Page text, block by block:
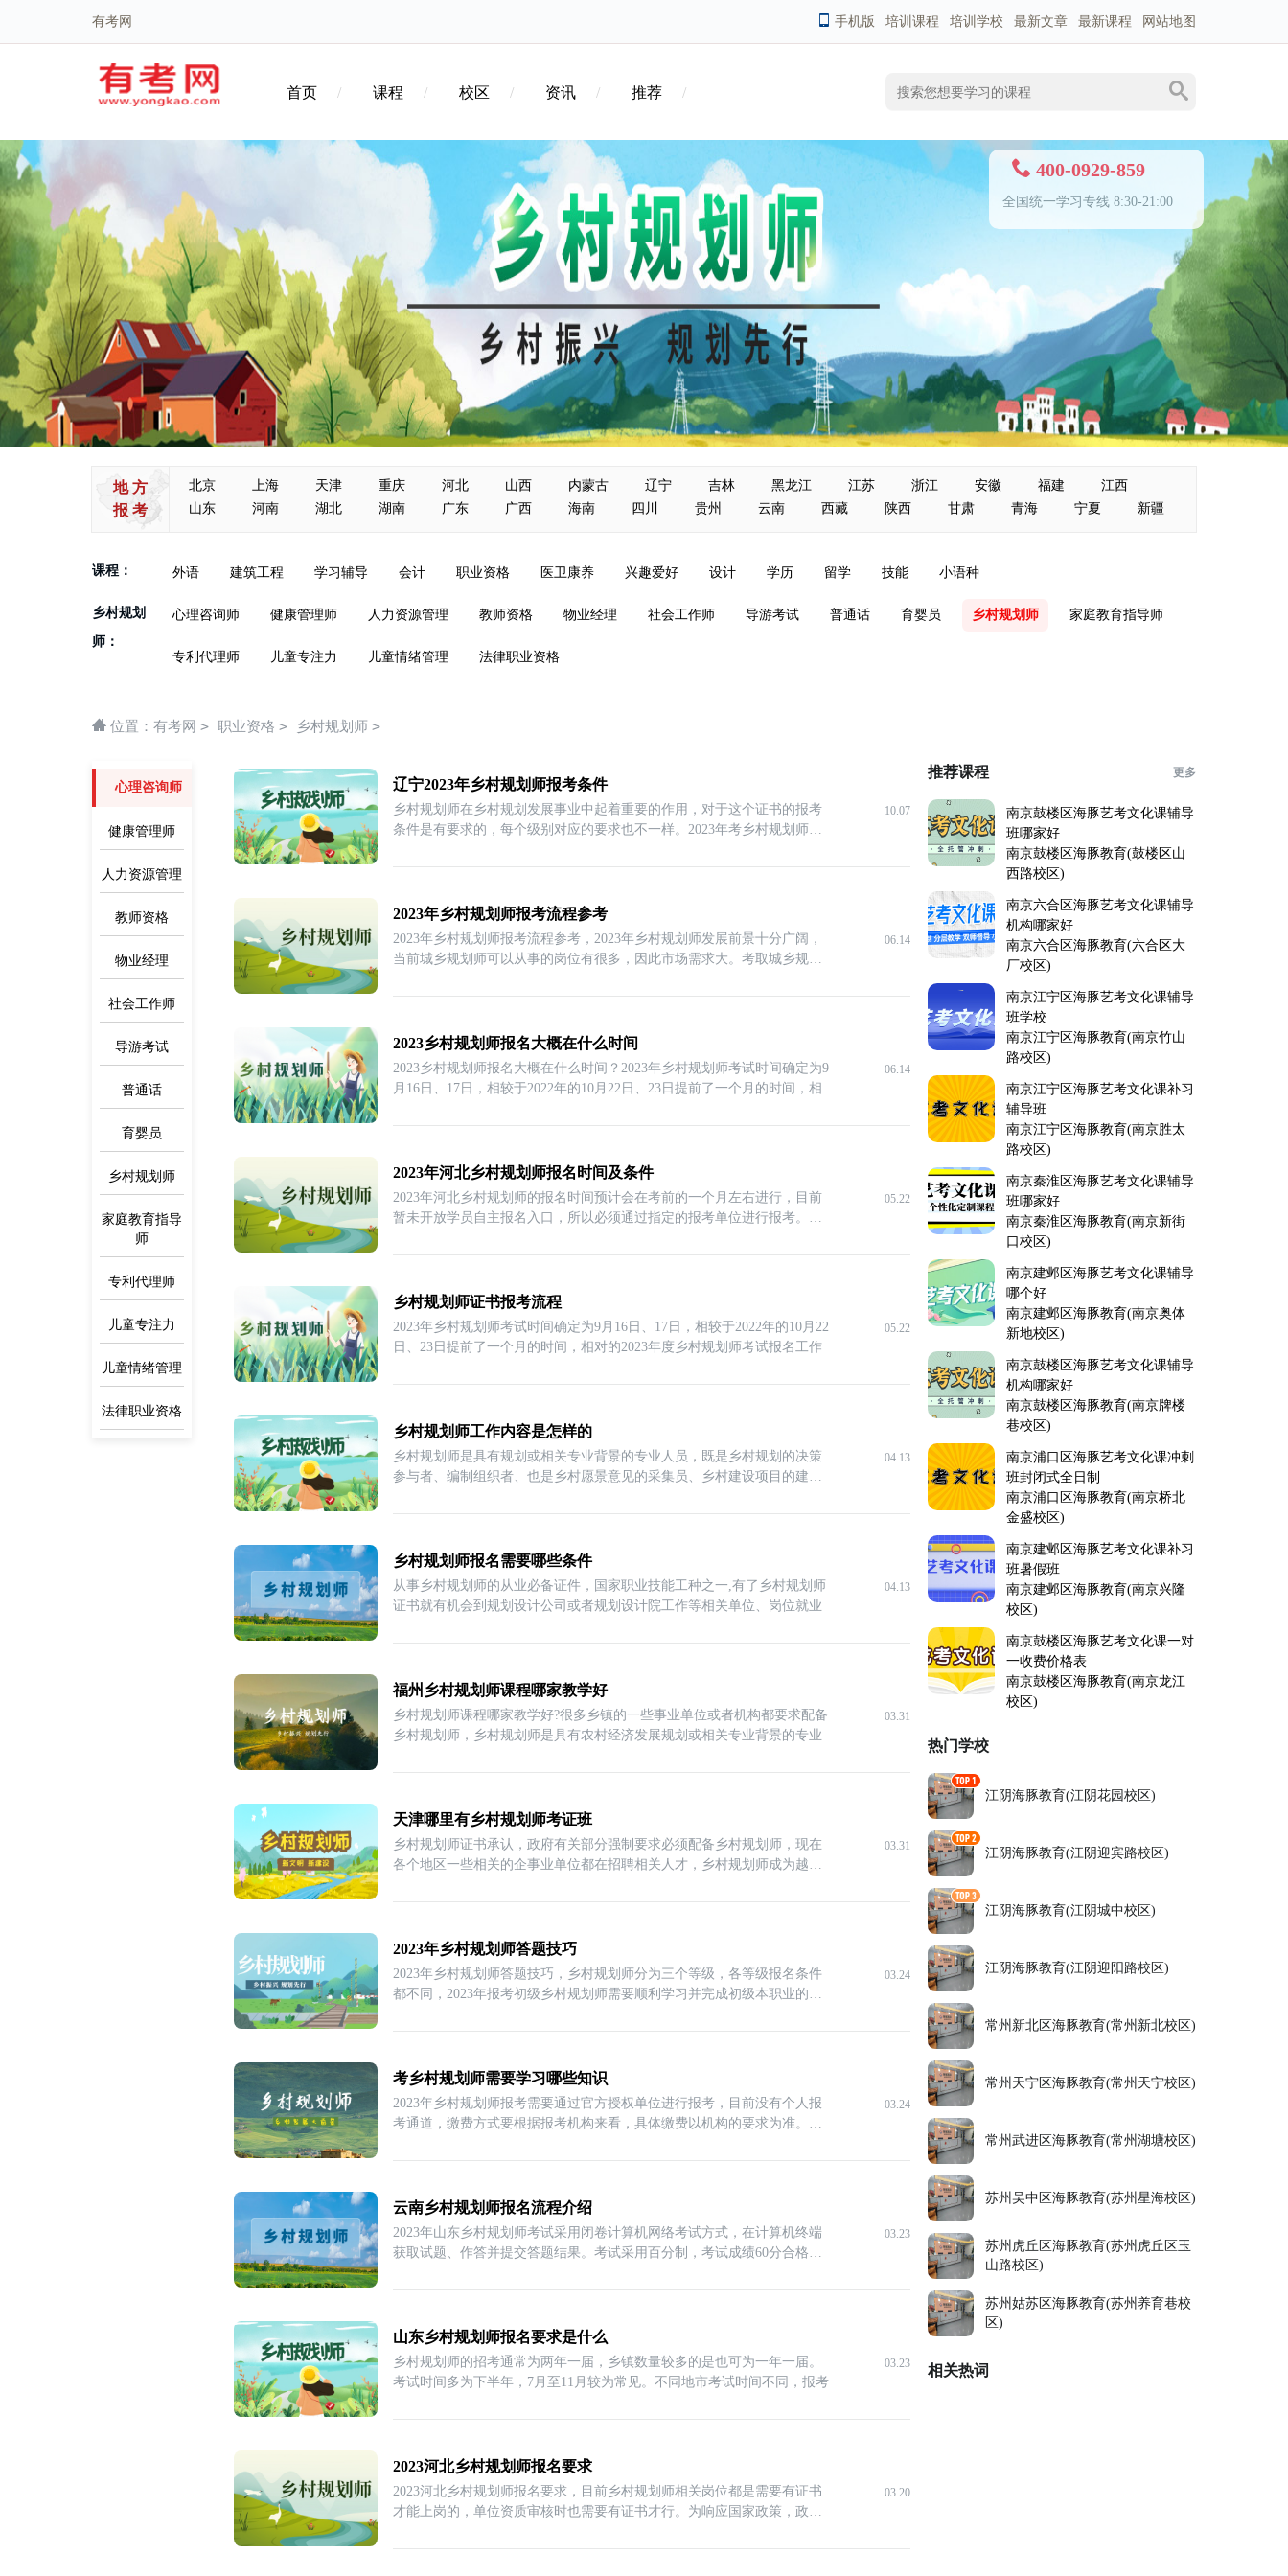
手机版 培训课程 培训学校 最新文章 最新课程 网站地图
有考网
首页 课程 校区 资讯 推荐
400-0929-859
全国统一学习专线 8:30-21:00
地 方
报 考
北京 上海 天津 重庆 河北 山西 内蒙古 辽宁 吉林 黑龙江 江苏 浙江 安徽 福建
江西
山东
河南 湖北 湖南 广东 广西 海南 四川 贵州 云南 西藏 陕西 甘肃 青海 宁夏 新疆
课程： 外语 建筑工程 学习辅导 会计 职业资格 医卫康养 兴趣爱好 设计 学历 留学 技能 小语种
乡村规划
师：
心理咨询师 健康管理师 人力资源管理 教师资格 物业经理 社会工作师 导游考试 普通话 育婴员 乡村规划师 家庭教育指导师
专利代理师 儿童专注力 儿童情绪管理 法律职业资格
位置： 有考网 > 职业资格 > 乡村规划师 >
心理咨询师
健康管理师
人力资源管理
教师资格
物业经理
社会工作师
导游考试
普通话
育婴员
乡村规划师
家庭教育指导
师
专利代理师
儿童专注力
儿童情绪管理
法律职业资格
辽宁2023年乡村规划师报考条件
乡村规划师在乡村规划发展事业中起着重要的作用，对于这个证书的报考
条件是有要求的，每个级别对应的要求也不一样。2023年考乡村规划师需
10.07
2023年乡村规划师报考流程参考
2023年乡村规划师报考流程参考，2023年乡村规划师发展前景十分广阔，
当前城乡规划师可以从事的岗位有很多，因此市场需求大。考取城乡规划
06.14
2023乡村规划师报名大概在什么时间
2023乡村规划师报名大概在什么时间？2023年乡村规划师考试时间确定为9
月16日、17日，相较于2022年的10月22日、23日提前了一个月的时间，相
06.14
2023年河北乡村规划师报名时间及条件
2023年河北乡村规划师的报名时间预计会在考前的一个月左右进行，目前
暂未开放学员自主报名入口，所以必须通过指定的报考单位进行报考。下
05.22
乡村规划师证书报考流程
2023年乡村规划师考试时间确定为9月16日、17日，相较于2022年的10月22
日、23日提前了一个月的时间，相对的2023年度乡村规划师考试报名工作
05.22
乡村规划师工作内容是怎样的
乡村规划师是具有规划或相关专业背景的专业人员，既是乡村规划的决策
参与者、编制组织者、也是乡村愿景意见的采集员、乡村建设项目的建议
04.13
乡村规划师报名需要哪些条件
从事乡村规划师的从业必备证件，国家职业技能工种之一,有了乡村规划师
证书就有机会到规划设计公司或者规划设计院工作等相关单位、岗位就业
04.13
福州乡村规划师课程哪家教学好
乡村规划师课程哪家教学好?很多乡镇的一些事业单位或者机构都要求配备
乡村规划师，乡村规划师是具有农村经济发展规划或相关专业背景的专业
03.31
天津哪里有乡村规划师考证班
乡村规划师证书承认，政府有关部分强制要求必须配备乡村规划师，现在
各个地区一些相关的企事业单位都在招聘相关人才，乡村规划师成为越来
03.31
2023年乡村规划师答题技巧
2023年乡村规划师答题技巧，乡村规划师分为三个等级，各等级报名条件
都不同，2023年报考初级乡村规划师需要顺利学习并完成初级本职业的相
03.24
考乡村规划师需要学习哪些知识
2023年乡村规划师报考需要通过官方授权单位进行报考，目前没有个人报
考通道，缴费方式要根据报考机构来看，具体缴费以机构的要求为准。那
03.24
云南乡村规划师报名流程介绍
2023年山东乡村规划师考试采用闭卷计算机网络考试方式，在计算机终端
获取试题、作答并提交答题结果。考试采用百分制，考试成绩60分合格。
03.23
山东乡村规划师报名要求是什么
乡村规划师的招考通常为两年一届，乡镇数量较多的是也可为一年一届。
考试时间多为下半年，7月至11月较为常见。不同地市考试时间不同，报考
03.23
2023河北乡村规划师报名要求
2023河北乡村规划师报名要求，目前乡村规划师相关岗位都是需要有证书
才能上岗的，单位资质审核时也需要有证书才行。为响应国家政策，政府
03.20
推荐课程 更多
南京鼓楼区海豚艺考文化课辅导
班哪家好
南京鼓楼区海豚教育(鼓楼区山
西路校区)
南京六合区海豚艺考文化课辅导
机构哪家好
南京六合区海豚教育(六合区大
厂校区)
南京江宁区海豚艺考文化课辅导
班学校
南京江宁区海豚教育(南京竹山
路校区)
南京江宁区海豚艺考文化课补习
辅导班
南京江宁区海豚教育(南京胜太
路校区)
南京秦淮区海豚艺考文化课辅导
班哪家好
南京秦淮区海豚教育(南京新街
口校区)
南京建邺区海豚艺考文化课辅导
哪个好
南京建邺区海豚教育(南京奥体
新地校区)
南京鼓楼区海豚艺考文化课辅导
机构哪家好
南京鼓楼区海豚教育(南京牌楼
巷校区)
南京浦口区海豚艺考文化课冲刺
班封闭式全日制
南京浦口区海豚教育(南京桥北
金盛校区)
南京建邺区海豚艺考文化课补习
班暑假班
南京建邺区海豚教育(南京兴隆
校区)
南京鼓楼区海豚艺考文化课一对
一收费价格表
南京鼓楼区海豚教育(南京龙江
校区)
热门学校
江阴海豚教育(江阴花园校区)
江阴海豚教育(江阴迎宾路校区)
江阴海豚教育(江阴城中校区)
江阴海豚教育(江阴迎阳路校区)
常州新北区海豚教育(常州新北校区)
常州天宁区海豚教育(常州天宁校区)
常州武进区海豚教育(常州湖塘校区)
苏州吴中区海豚教育(苏州星海校区)
苏州虎丘区海豚教育(苏州虎丘区玉
山路校区)
苏州姑苏区海豚教育(苏州养育巷校
区)
相关热词